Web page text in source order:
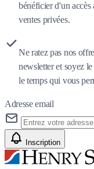
bénéficier d'un
ventes privées.
Ne ratez pas nos
newsletter et soyez
le temps qui vous
Adresse email
Inscription